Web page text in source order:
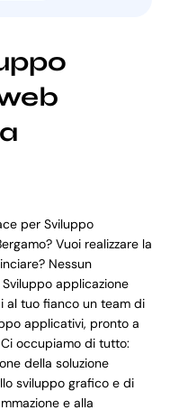
per Sviluppo
Vuoi realizzare la
Nessun
applicazione
al tuo fianco un team di
applicativi, pronto a
occupiamo di tutto:
della soluzione
sviluppo grafico e di
e alla